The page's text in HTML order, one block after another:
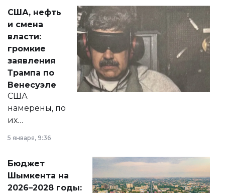
актуальных тем —
от слухов о
политических
реформах до
вопросов армии,
экономики и
личного здоровья.
США, нефть
и смена
власти:
громкие
заявления
Трампа по
Венесуэле
США
намерены, по
их
принести
народу
Венесуэлы.
5 января, 9:36
Бюджет
Шымкента на
2026–2028 годы: